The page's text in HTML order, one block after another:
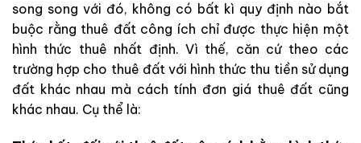
song song với đó, không có bất kì quy định nào bắt
buộc rằng thuê đất công ích chỉ được thực hiện một
hình thức thuê nhất định. Vì thế, căn cứ theo các
trường hợp cho thuê đất với hình thức thu tiền sử dụng
đất khác nhau mà cách tính đơn giá thuê đất cũng
khác nhau. Cụ thể là: